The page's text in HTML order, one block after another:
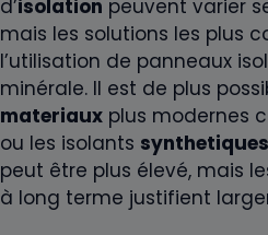
d’isolation peuvent varier
mais les solutions les plus
l’utilisation de panneaux
minérale. Il est de plus
materiaux plus modernes
ou les isolants synthetiques
peut être plus élevé, mais
à long terme justifient